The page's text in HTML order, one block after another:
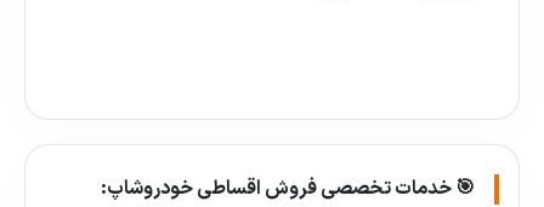
🎯 خدمات تخصصی فروش اقساطی خودروشاپ: